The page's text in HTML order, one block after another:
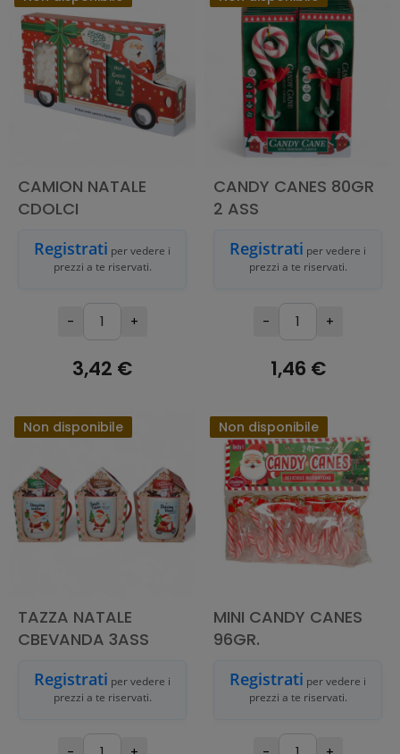
CAMION NATALE
CDOLCI
Registrati per vedere i
prezzi a te riservati.
- +
3,42 €
ESAURITO
CANDY CANES 80GR
2 ASS
Registrati per vedere i
prezzi a te riservati.
- +
1,46 €
ESAURITO
Non disponibile
TAZZA NATALE
CBEVANDA 3ASS
Registrati per vedere i
prezzi a te riservati.
Non disponibile
MINI CANDY CANES
96GR.
Registrati per vedere i
prezzi a te riservati.